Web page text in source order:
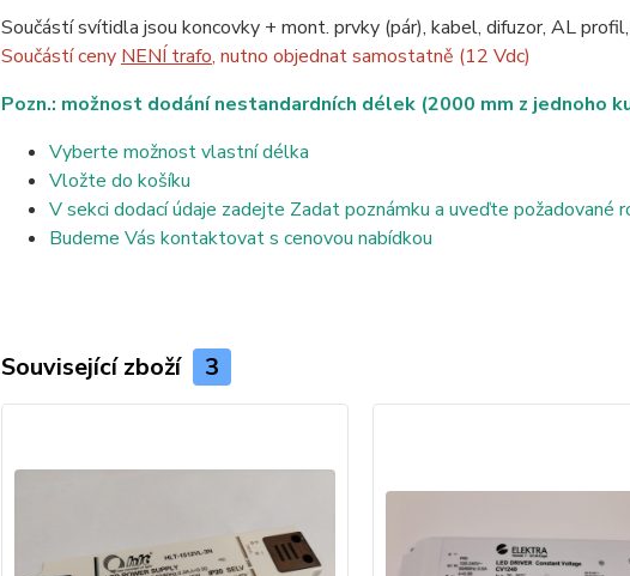
Součástí svítidla jsou koncovky + mont. prvky (pár), kabel, difuzor, AL
Součástí ceny NENÍ trafo, nutno objednat samostatně (12 Vdc)
Pozn.: možnost dodání nestandardních délek (2000 mm z jednoho
Vyberte možnost vlastní délka
Vložte do košíku
V sekci dodací údaje zadejte Zadat poznámku a uveďte požadované
Budeme Vás kontaktovat s cenovou nabídkou
Související zboží 3